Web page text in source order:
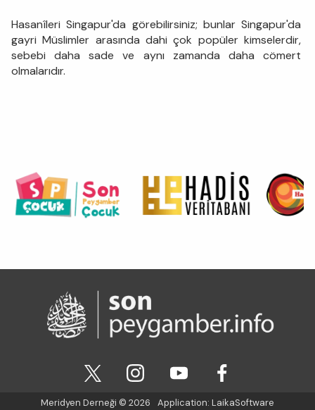
Hasanîleri Singapur'da görebilirsiniz; bunlar Singapur'da
gayri Müslimler arasında dahi çok popüler kimselerdir,
sebebi daha sade ve aynı zamanda daha cömert
olmalarıdır.
Meridyen Derneği © 2026 Application: LaikaSoftware